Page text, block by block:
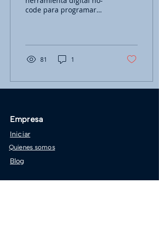
code para programar
81 1
Empresa
Iniciar
Quienes somos
Blog